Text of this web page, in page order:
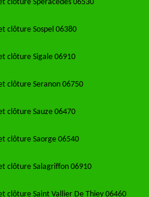
clôture Speracedes 06530
clôture Sospel 06380
clôture Sigale 06910
clôture Seranon 06750
clôture Sauze 06470
clôture Saorge 06540
clôture Salagriffon 06910
clôture Saint Vallier De Thiey 06460